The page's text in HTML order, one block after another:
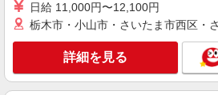
日給 11,000円〜12,100円
栃木市・小山市・さいたま市西区・
詳細を見る